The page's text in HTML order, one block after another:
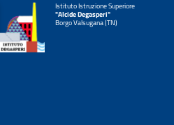
Istituto Istruzione Superiore
"Alcide Degasperi"
Borgo Valsugana (TN)